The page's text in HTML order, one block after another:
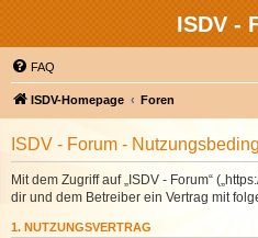
ISDV -
FAQ
ISDV-Homepage Foren
ISDV - Forum -
Mit dem Zugriff auf „ISDV - Forum“
dir und dem Betreiber ein Vertrag mit
1. NUTZUNGSVERTRAG